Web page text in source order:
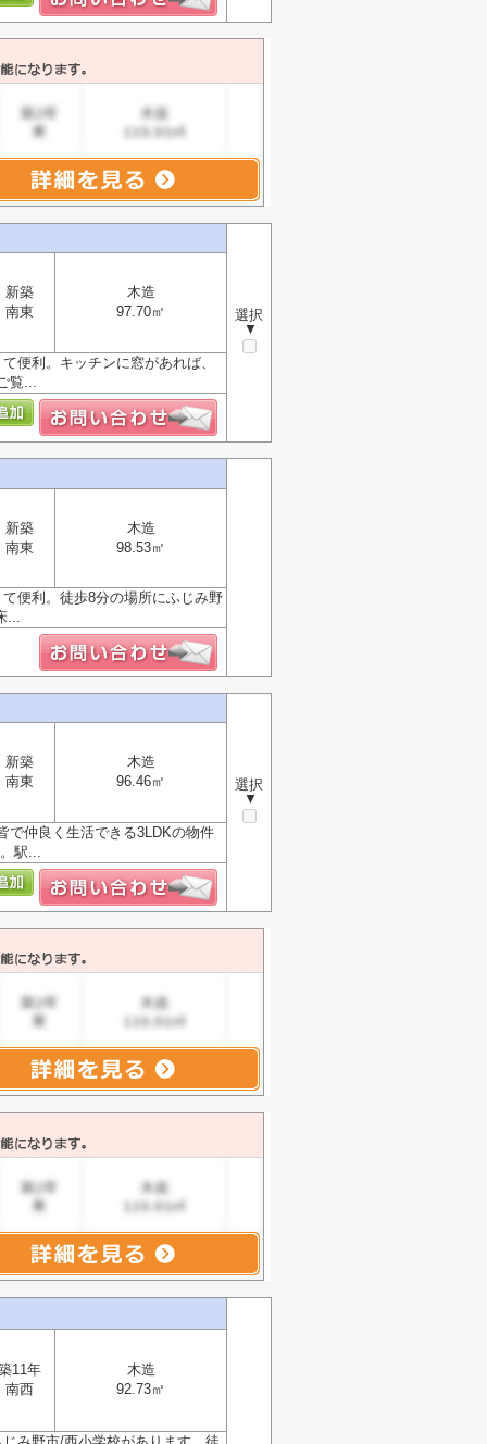
選択
▼
新築
南東
木造
97.70㎡
便利。キッチンに窓があれば、
覧...
新築
南東
木造
98.53㎡
便利。徒歩8分の場所にふじみ野
...
選択
▼
新築
南東
木造
96.46㎡
で仲良く生活できる3LDKの物件
駅...
11年
南西
木造
92.73㎡